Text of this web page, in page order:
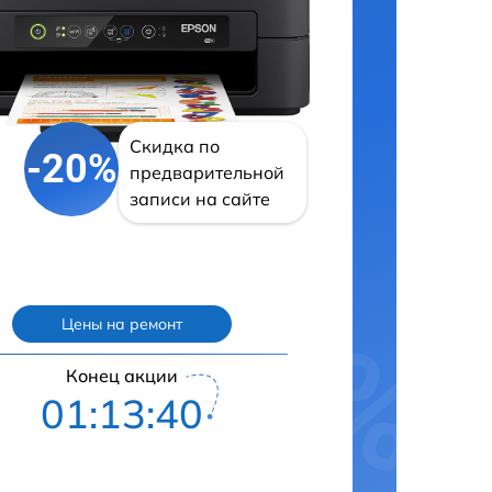
-20%
Скидка по
предварительной
записи на сайте
Цены на ремонт
Конец акции
01:13:40